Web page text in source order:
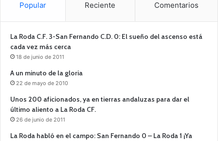
Popular Reciente Comentarios
La Roda C.F. 3-San Fernando C.D. 0: El sueño del ascenso está
cada vez más cerca
18 de junio de 2011
A un minuto de la gloria
22 de mayo de 2010
Unos 200 aficionados, ya en tierras andaluzas para dar el
último aliento a La Roda CF.
26 de junio de 2011
La Roda habló en el campo: San Fernando 0 – La Roda 1 ¡Ya